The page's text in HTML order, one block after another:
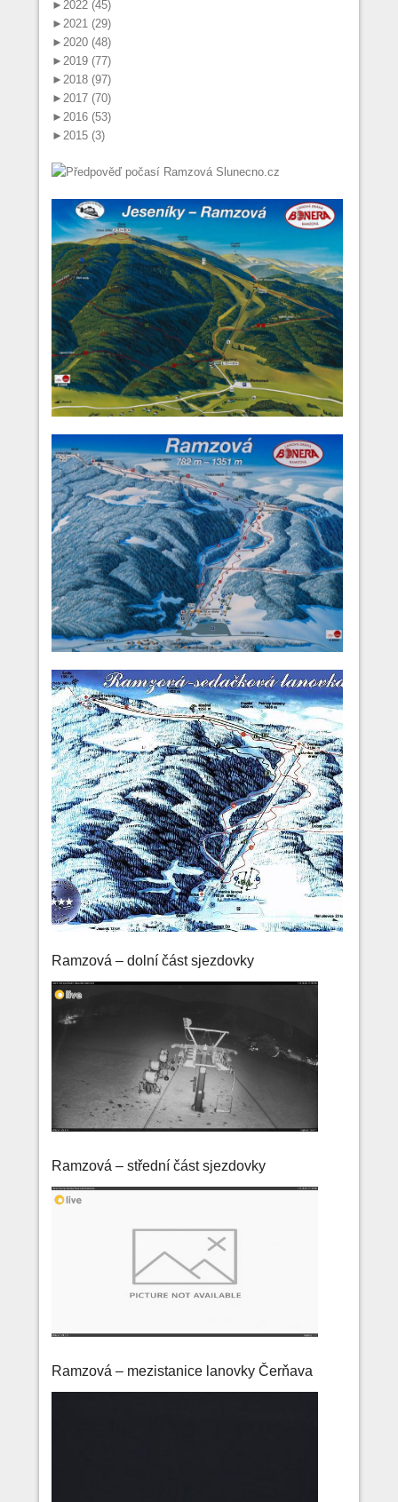
►2022 (45)
►2021 (29)
►2020 (48)
►2019 (77)
►2018 (97)
►2017 (70)
►2016 (53)
►2015 (3)
Ramzová – dolní část sjezdovky
Ramzová – střední část sjezdovky
Ramzová – mezistanice lanovky Čerňava